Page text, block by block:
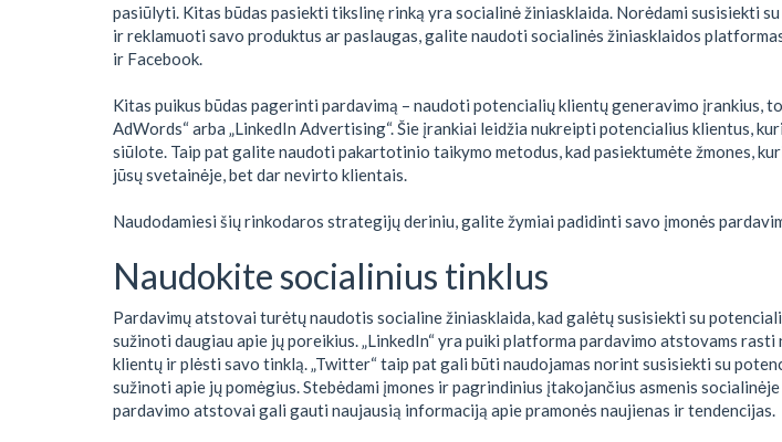
pasiūlyti. Kitas būdas pasiekti tikslinę rinką yra socialinė žiniasklaida. Norėdami susisiekti
ir reklamuoti savo produktus ar paslaugas, galite naudoti socialinės žiniasklaidos
ir Facebook.
Kitas puikus būdas pagerinti pardavimą – naudoti potencialių klientų generavimo įrankius,
AdWords“ arba „LinkedIn Advertising“. Šie įrankiai leidžia nukreipti potencialius klientus,
siūlote. Taip pat galite naudoti pakartotinio taikymo metodus, kad pasiektumėte žmones,
jūsų svetainėje, bet dar nevirto klientais.
Naudodamiesi šių rinkodaros strategijų deriniu, galite žymiai padidinti savo įmonės
Naudokite socialinius tinklus
Pardavimų atstovai turėtų naudotis socialine žiniasklaida, kad galėtų susisiekti su
sužinoti daugiau apie jų poreikius. „LinkedIn“ yra puiki platforma pardavimo atstovams
klientų ir plėsti savo tinklą. „Twitter“ taip pat gali būti naudojamas norint susisiekti su
sužinoti apie jų pomėgius. Stebėdami įmones ir pagrindinius įtakojančius asmenis
pardavimo atstovai gali gauti naujausią informaciją apie pramonės naujienas ir tendencijas.